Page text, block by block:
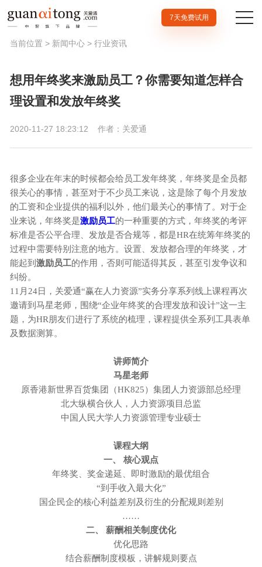
7天免费试用
当前位置 > 新闻中心 > 行业资讯
想用年终奖来激励员工？你需要知道怎样合
理设置和发放年终奖
2020-11-27 18:23:12 作者：关爱通
很多企业在年末的时候都会给员工发年终奖，年终奖是全员都
很关心的事情，甚至对于不少员工来说，这是除了每个月发放
的工资和企业提供的福利以外，他们最关心的事情了。对于企
业来说，年终奖是激励员工的一种重要的方式，年终奖的考评
标准是否公平合理、发放是否合规等，都是HR在统筹年终奖的
过程中需要特别注意的地方。设置、发放都合理的年终奖，才
能起到 激励员工的作用，否则可能适得其反，甚至引发争议和
纠纷。
11月24日，关爱通“赢在人力资源”实务分享系列线上课程再次
邀请到马星老师，围绕“企业年终奖的合理发放和设计”这一主
题，为HR朋友们进行了系统的梳理，课程提供全系列工具表单
及数据测算。
讲师简介
马星老师
原香港新世界百货集团（HK825）集团人力资源部总经理
北大纵横合伙人，人力资源项目总监
中国人民大学人力资源管理专业硕士
课程大纲
一、 核心观点
年终奖、奖金递延、即时激励的最优组合
“到手收入最大化”
国企民企的核心利益差别及衍生的分配规则差别
……
二、 薪酬相关制度优化
优化思路
结合薪酬制度模板，讲解规则要点